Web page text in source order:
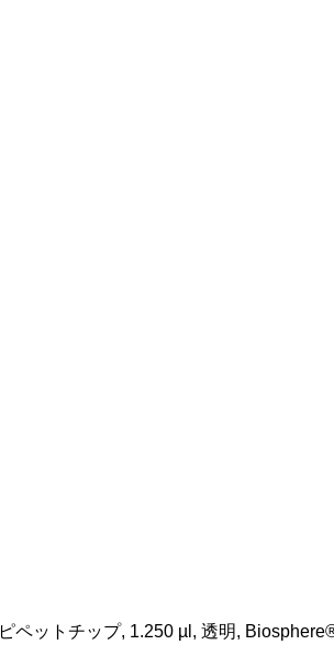
ピペットチップ, 1.250 µl, 透明,